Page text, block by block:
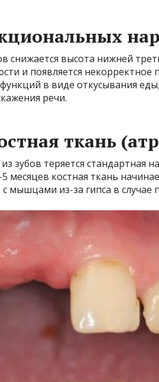
снижается высота нижней
и появляется
в виде откусывания
речи.
ткань
зубов теряется стандартная
месяцев костная ткань
мышцами из-за гипса в случае